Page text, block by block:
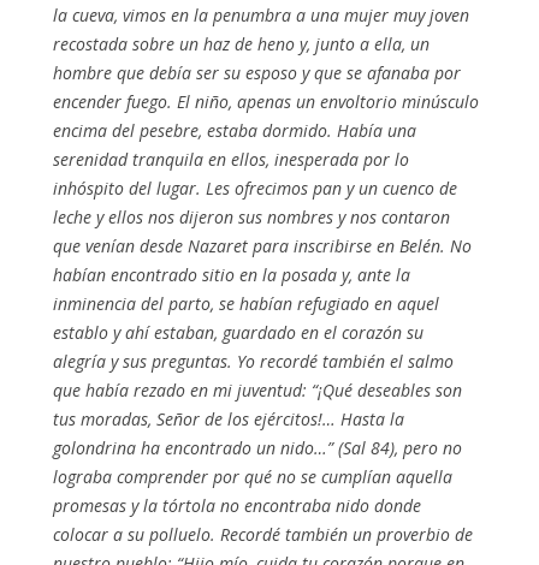
la cueva, vimos en la penumbra a una mujer muy joven
recostada sobre un haz de heno y, junto a ella, un
hombre que debía ser su esposo y que se afanaba por
encender fuego. El niño, apenas un envoltorio minúsculo
encima del pesebre, estaba dormido. Había una
serenidad tranquila en ellos, inesperada por lo
inhóspito del lugar. Les ofrecimos pan y un cuenco de
leche y ellos nos dijeron sus nombres y nos contaron
que venían desde Nazaret para inscribirse en Belén. No
habían encontrado sitio en la posada y, ante la
inminencia del parto, se habían refugiado en aquel
establo y ahí estaban, guardado en el corazón su
alegría y sus preguntas. Yo recordé también el salmo
que había rezado en mi juventud: “¡Qué deseables son
tus moradas, Señor de los ejércitos!… Hasta la
golondrina ha encontrado un nido…” (Sal 84), pero no
lograba comprender por qué no se cumplían aquella
promesas y la tórtola no encontraba nido donde
colocar a su polluelo. Recordé también un proverbio de